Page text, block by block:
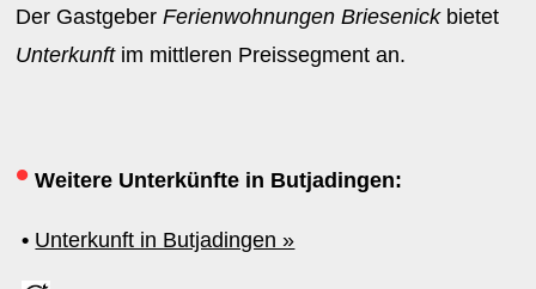
Der GastgeberFerienwohnungen Briesenickbietet
Unterkunftim mittleren Preissegment an.
• Weitere Unterkünfte in Butjadingen:
• Unterkunft in Butjadingen »